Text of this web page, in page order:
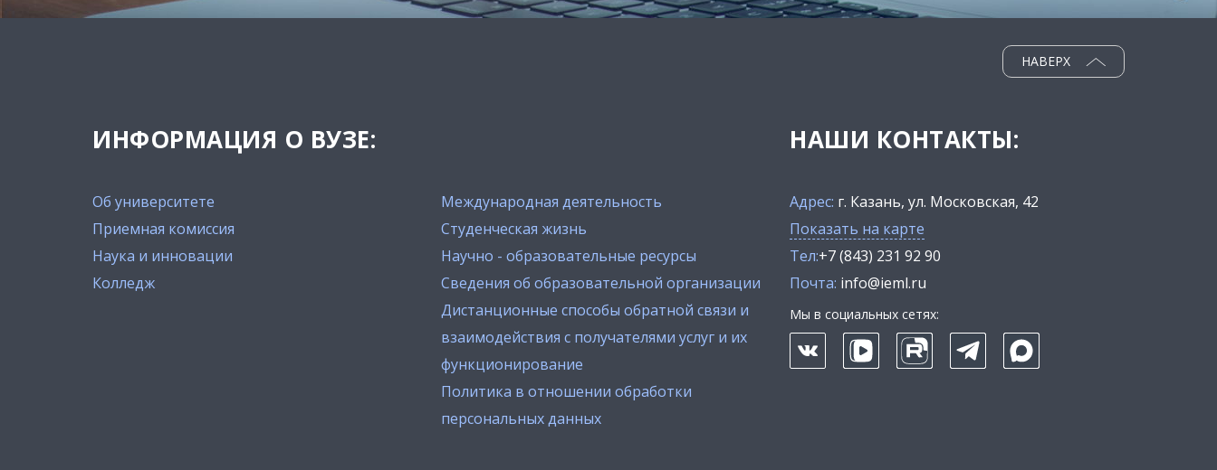
ИНФОРМАЦИЯ О ВУЗЕ:
Об университете
Приемная комиссия
Наука и инновации
Колледж
Международная деятельность
Студенческая жизнь
Научно - образовательные ресурсы
Сведения об образовательной организации
Дистанционные способы обратной связи и
взаимодействия с получателями услуг и их
функционирование
Политика в отношении обработки
персональных данных
НАВЕРХ
НАШИ КОНТАКТЫ:
Адрес: г. Казань, ул. Московская, 42
Показать на карте
Тел:+7 (843) 231 92 90
Почта: info@ieml.ru
Мы в социальных сетях: